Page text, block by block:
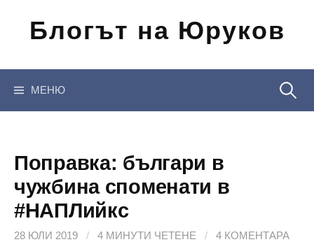
съдържанието
Блогът на Юруков
МЕНЮ
Поправка: българи в
чужбина споменати в
#НАПЛийкс
28 ЮЛИ 2019 / 4 МИНУТИ ЧЕТЕНЕ / 4 КОМЕНТАРА